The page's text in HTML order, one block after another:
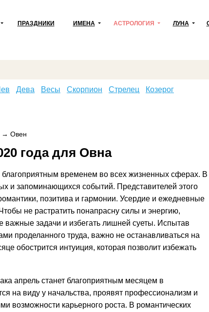
ПРАЗДНИКИ ИМЕНА АСТРОЛОГИЯ ЛУНА
Дева Весы Скорпион Стрелец
Козерог
→ Овен
года для Овна
благоприятным временем во всех жизненных сферах. В
и запоминающихся событий. Представителей этого
позитива и гармонии. Усердие и ежедневные
не растратить понапрасну силы и энергию,
важные задачи и избегать лишней суеты. Испытав
проделанного труда, важно не останавливаться на
обострится интуиция, которая позволит избежать
апрель станет благоприятным месяцем в
на виду у начальства, проявят профессионализм и
возможности карьерного роста. В романтических